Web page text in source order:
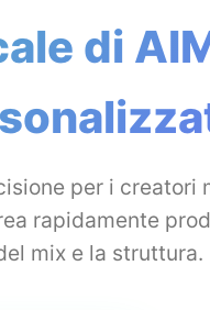
di
per i creatori
rapidamente
mix e la struttura.